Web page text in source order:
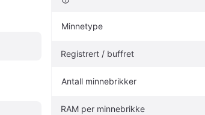
Minnetype
Registrert / buffret
Antall minnebrikker
RAM per minnebrikke